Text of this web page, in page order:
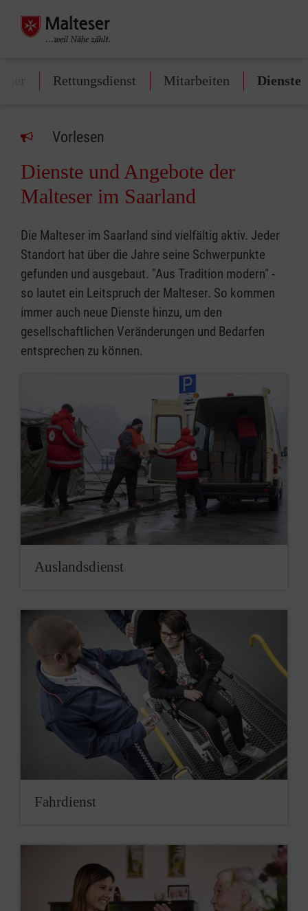
Rettungsdienst Mitarbeiten Dienste
Vorlesen
Dienste und Angebote der
Malteser im Saarland
Die Malteser im Saarland sind vielfältig aktiv. Jeder
Standort hat über die Jahre seine Schwerpunkte
gefunden und ausgebaut. "Aus Tradition modern" -
so lautet ein Leitspruch der Malteser. So kommen
immer auch neue Dienste hinzu, um den
gesellschaftlichen Veränderungen und Bedarfen
entsprechen zu können.
Auslandsdienst
Fahrdienst